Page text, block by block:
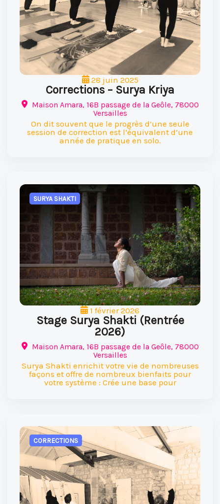
28 juin 2025
Corrections – Surya Kriya
Maison Amara, 16B passage de la Geôle, 78000
Versailles
On dit souvent que le progrès d’une seule
session de correction est l’équivalent d’une
année de pratique en solo.
SURYA SHAKTI
1 février 2026
Stage Surya Shakti (Rentrée
2026)
Maison Amara, 16B passage de la Geôle, 78000
Versailles
Surya Shakti enrichit votre vie de nombreuses
façons et offre de nombreux bienfaits pour
votre système : Crée une base pour
CORRECTIONS